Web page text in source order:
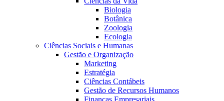
Biologia
Botânica
Zoologia
Ecologia
Ciências Sociais e Humanas
Gestão e Organização
Marketing
Estratégia
Ciências Contábeis
Gestão de Recursos Humanos
Finanças Empresariais